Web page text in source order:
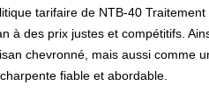
tarifaire de NTB-40
à des prix justes et compétitifs.
chevronné, mais aussi comme
fiable et abordable.